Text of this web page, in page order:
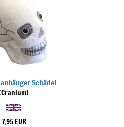
Schädel
7,95 EUR